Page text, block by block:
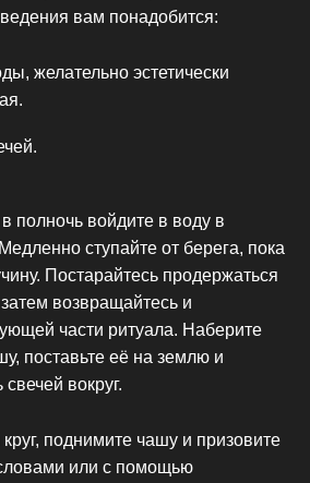
вам понадобится:
желательно эстетически
полночь войдите в воду в
ступайте от берега, пока
Постарайтесь продержаться
возвращайтесь и
части ритуала. Наберите
поставьте её на землю и
вокруг.
поднимите чашу и призовите
или с помощью